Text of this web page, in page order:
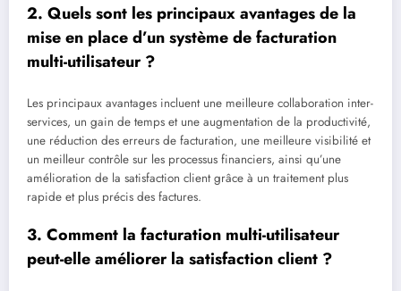
2. Quels sont les principaux avantages de la
mise en place d’un système de facturation
multi-utilisateur ?
Les principaux avantages incluent une meilleure collaboration inter-
services, un gain de temps et une augmentation de la productivité,
une réduction des erreurs de facturation, une meilleure visibilité et
un meilleur contrôle sur les processus financiers, ainsi qu’une
amélioration de la satisfaction client grâce à un traitement plus
rapide et plus précis des factures.
3. Comment la facturation multi-utilisateur
peut-elle améliorer la satisfaction client ?